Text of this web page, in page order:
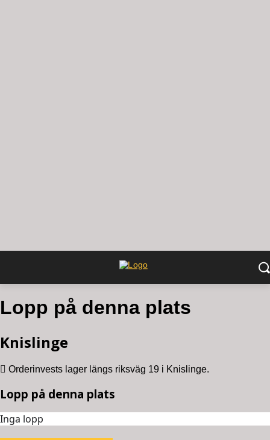
Lopp på denna plats
Knislinge
Orderinvests lager längs riksväg 19 i Knislinge.
Lopp på denna plats
Inga lopp